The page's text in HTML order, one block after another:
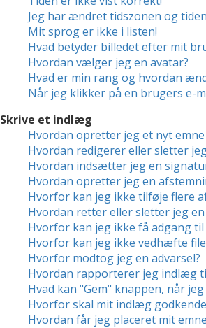
Jeg har ændret tidszonen og
Mit sprog er ikke i listen!
Hvad betyder billedet efter mit
Hvordan vælger jeg en avatar?
Hvad er min rang og hvordan
Når jeg klikker på en brugers e-
Skrive et indlæg
Hvordan opretter jeg et nyt
Hvordan redigerer eller sletter
Hvordan indsætter jeg en
Hvordan opretter jeg en
Hvorfor kan jeg ikke tilføje flere
Hvordan retter eller sletter jeg
Hvorfor kan jeg ikke få adgang
Hvorfor kan jeg ikke vedhæfte
Hvorfor modtog jeg en advarsel?
Hvordan rapporterer jeg indlæg
Hvad kan "Gem" knappen, når
Hvorfor skal mit indlæg
Hvordan får jeg placeret mit